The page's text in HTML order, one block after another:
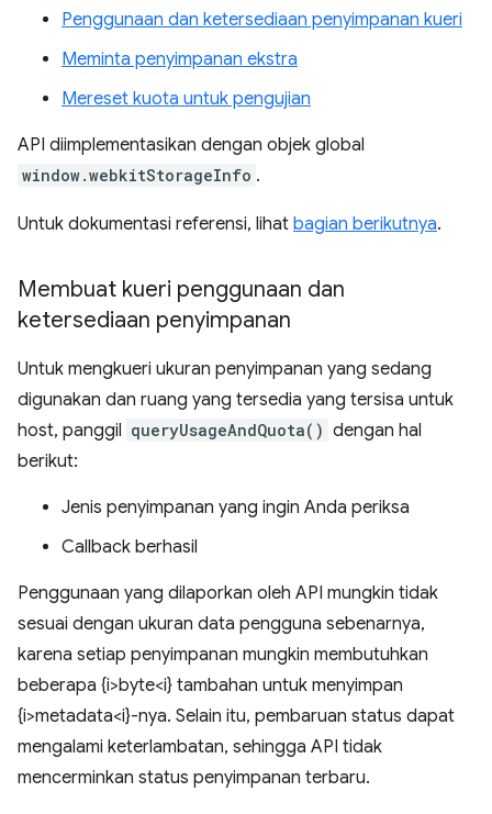
Penggunaan dan ketersediaan penyimpanan kueri
Meminta penyimpanan ekstra
Mereset kuota untuk pengujian
API diimplementasikan dengan objek global
window.webkitStorageInfo .
Untuk dokumentasi referensi, lihat bagian berikutnya.
Membuat kueri penggunaan dan
ketersediaan penyimpanan
Untuk mengkueri ukuran penyimpanan yang sedang
digunakan dan ruang yang tersedia yang tersisa untuk
host, panggil queryUsageAndQuota() dengan hal
berikut:
Jenis penyimpanan yang ingin Anda periksa
Callback berhasil
Penggunaan yang dilaporkan oleh API mungkin tidak
sesuai dengan ukuran data pengguna sebenarnya,
karena setiap penyimpanan mungkin membutuhkan
beberapa {i>byte<i} tambahan untuk menyimpan
{i>metadata<i}-nya. Selain itu, pembaruan status dapat
mengalami keterlambatan, sehingga API tidak
mencerminkan status penyimpanan terbaru.